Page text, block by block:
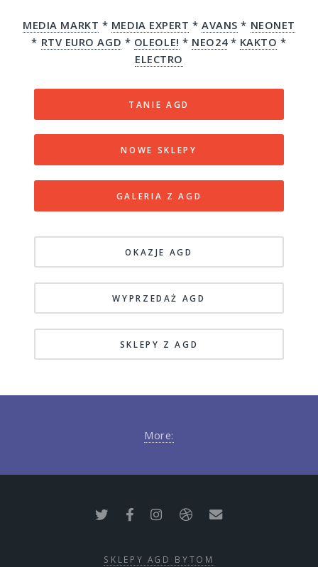
MEDIA MARKT * MEDIA EXPERT *AVANS * NEONET
* RTV EURO AGD * OLEOLE! * NEO24* KAKTO *
ELECTRO
TANIE AGD
NOWE SKLEPY
GALERIA Z AGD
OKAZJE AGD
WYPRZEDAŻ AGD
SKLEPY Z AGD
More:
SKLEPY AGD BYTOM